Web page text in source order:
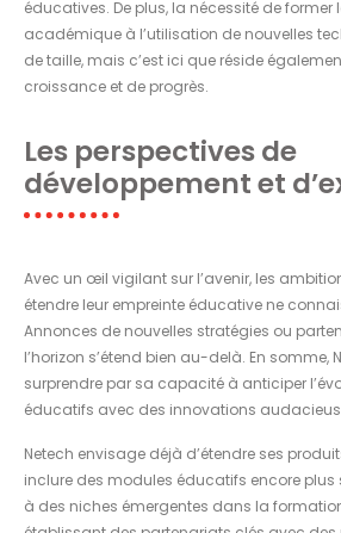
éducatives. De plus, la nécessité de former
académique à l’utilisation de nouvelles
de taille, mais c’est ici que réside
croissance et de progrès.
Les perspectives de
développement et
Avec un œil vigilant sur l’avenir, les
étendre leur empreinte éducative ne
Annonces de nouvelles stratégies ou
l’horizon s’étend bien au-delà. En somme,
surprendre par sa capacité à anticiper
éducatifs avec des innovations
Netech envisage déjà d’étendre ses
inclure des modules éducatifs encore
à des niches émergentes dans la